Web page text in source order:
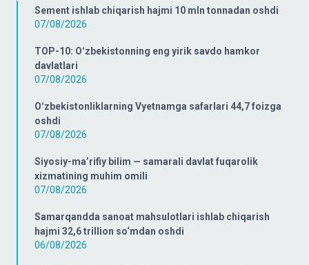
Sement ishlab chiqarish hajmi 10 mln tonnadan oshdi
07/08/2026
TOP-10: Oʻzbekistonning eng yirik savdo hamkor
davlatlari
07/08/2026
Oʻzbekistonliklarning Vyetnamga safarlari 44,7 foizga
oshdi
07/08/2026
Siyosiy-ma’rifiy bilim — samarali davlat fuqarolik
xizmatining muhim omili
07/08/2026
Samarqandda sanoat mahsulotlari ishlab chiqarish
hajmi 32,6 trillion so‘mdan oshdi
06/08/2026